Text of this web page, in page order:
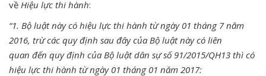
về Hiệu lực thi hành:
“1. Bộ luật này có hiệu lực thi hành từ ngày 01 tháng 7 năm
2016, trừ các quy định sau đây của Bộ luật này có liên
quan đến quy định của Bộ luật dân sự số 91/2015/QH13 thì có
hiệu lực thi hành từ ngày 01 tháng 01 năm 2017: